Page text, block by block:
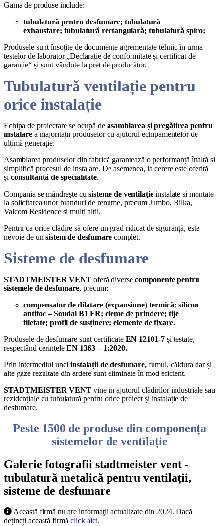
Gama de produse include:
tubulatură pentru desfumare; tubulatură
exhaustare; tubulatură rectangulară; tubulatură spiro;
Produsele sunt însoțite de documente agrementate tehnic în urma
testelor de laborator „Declarație de conformitate și certificat de
garanție“ și sunt vândute la preț de producător.
Tubulatură ventilație pentru
orice instalație
Echipa de proiectare se ocupă de asamblarea și pregătirea pentru
instalare a majorității produselor cu ajutorul echipamentelor de
ultimă generație.
Asamblarea produselor din fabrică garantează o performanță înaltă și
simplifică procesul de instalare. De asemenea, la cerere este oferită
și consultanță de specialitate.
Compania se mândrește cu sisteme de ventilație instalate și montate
la solicitarea unor branduri de renume, precum Jumbo, Bilka,
Valcom Residence și mulți alții.
Pentru ca orice clădire să ofere un grad ridicat de siguranță, este
nevoie de un sistem de desfumare complet.
Sisteme de desfumare
STADTMEISTER VENT oferă diverse componente pentru
sistemele de desfumare, precum:
compensator de dilatare (expansiune) termică; silicon
antifoc – Soudal B1 FR; cleme de prindere; tije
filetate; profil de susținere; elemente de fixare.
Produsele de desfumare sunt certificate EN 12101-7 și testate,
respectând cerințele EN 1363 – 1:2020.
Prin intermediul unei instalații de desfumare, fumul, căldura dar și
alte gaze rezultate din ardere sunt eliminate în mod eficient.
STADTMEISTER VENT vine în ajutorul clădirilor industriale sau
rezidențiale cu tubulatură pentru orice proiect și instalație de
desfumare.
Peste 1500 de produse din componența
sistemelor de ventilație
Galerie fotografii stadtmeister vent -
tubulatură metalică pentru ventilații,
sisteme de desfumare
Această firmă nu are informaţii actualizate din 2024. Dacă
dețineți această firmă click aici.